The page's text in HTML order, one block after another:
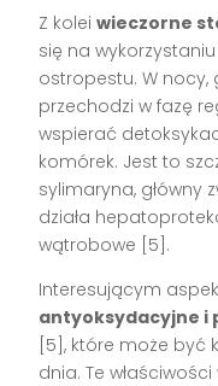
Z koleiwieczorne
się na
ostropestu. W
przechodzi w fazę
wspierać
komórek. Jest to
sylimaryna, główny
działa
wątrobowe [5].
Interesującym
antyoksydacyjne i
[5], które może być
dnia. Te